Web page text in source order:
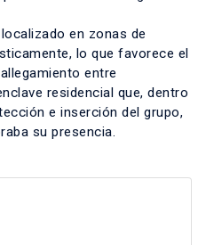
en zonas de
lo que favorece el
entre
residencial que, dentro
e inserción del grupo,
su presencia.